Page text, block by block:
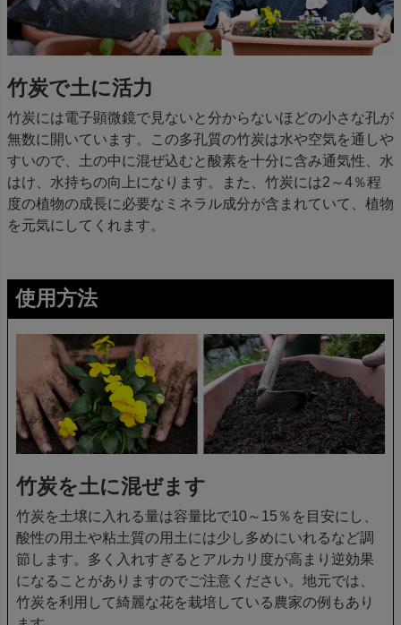
竹炭で土に活力
竹炭には電子顕微鏡で見ないと分からないほどの小さな孔が
無数に開いています。この多孔質の竹炭は水や空気を通しや
すいので、土の中に混ぜ込むと酸素を十分に含み通気性、水
はけ、水持ちの向上になります。また、竹炭には2～4％程
度の植物の成長に必要なミネラル成分が含まれていて、植物
を元気にしてくれます。
使用方法
竹炭を土に混ぜます
竹炭を土壌に入れる量は容量比で10～15％を目安にし、
酸性の用土や粘土質の用土には少し多めにいれるなど調
節します。多く入れすぎるとアルカリ度が高まり逆効果
になることがありますのでご注意ください。地元では、
竹炭を利用して綺麗な花を栽培している農家の例もあり